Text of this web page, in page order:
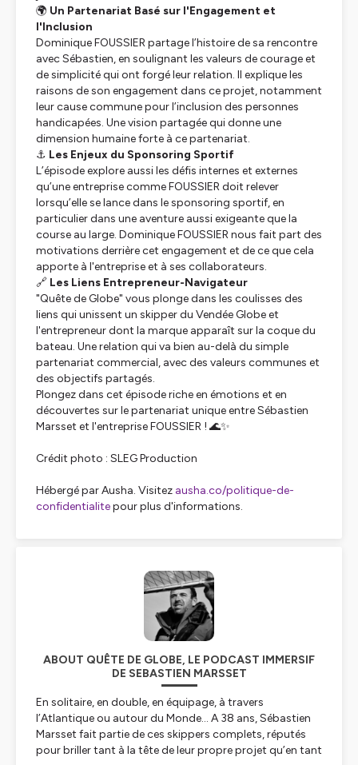
🌍 Un Partenariat Basé sur l'Engagement et
l'Inclusion
Dominique FOUSSIER partage l’histoire de sa rencontre
avec Sébastien, en soulignant les valeurs de courage et
de simplicité qui ont forgé leur relation. Il explique les
raisons de son engagement dans ce projet, notamment
leur cause commune pour l’inclusion des personnes
handicapées. Une vision partagée qui donne une
dimension humaine forte à ce partenariat.
⚓ Les Enjeux du Sponsoring Sportif
L’épisode explore aussi les défis internes et externes
qu’une entreprise comme FOUSSIER doit relever
lorsqu’elle se lance dans le sponsoring sportif, en
particulier dans une aventure aussi exigeante que la
course au large. Dominique FOUSSIER nous fait part des
motivations derrière cet engagement et de ce que cela
apporte à l'entreprise et à ses collaborateurs.
🔗 Les Liens Entrepreneur-Navigateur
"Quête de Globe" vous plonge dans les coulisses des
liens qui unissent un skipper du Vendée Globe et
l'entrepreneur dont la marque apparaît sur la coque du
bateau. Une relation qui va bien au-delà du simple
partenariat commercial, avec des valeurs communes et
des objectifs partagés.
Plongez dans cet épisode riche en émotions et en
découvertes sur le partenariat unique entre Sébastien
Marsset et l'entreprise FOUSSIER ! 🌊✨
Crédit photo : SLEG Production
Hébergé par Ausha. Visitez ausha.co/politique-de-
confidentialitepour plus d'informations.
ABOUT QUÊTE DE GLOBE, LE PODCAST IMMERSIF
DE SEBASTIEN MARSSET
En solitaire, en double, en équipage, à travers
l’Atlantique ou autour du Monde... A 38 ans, Sébastien
Marsset fait partie de ces skippers complets, réputés
pour briller tant à la tête de leur propre projet qu’en tant